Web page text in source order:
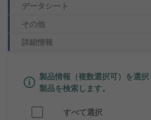
データシート
その他
詳細情報
製品情報（複数選択可）を選
製品を検索します。
すべて選択